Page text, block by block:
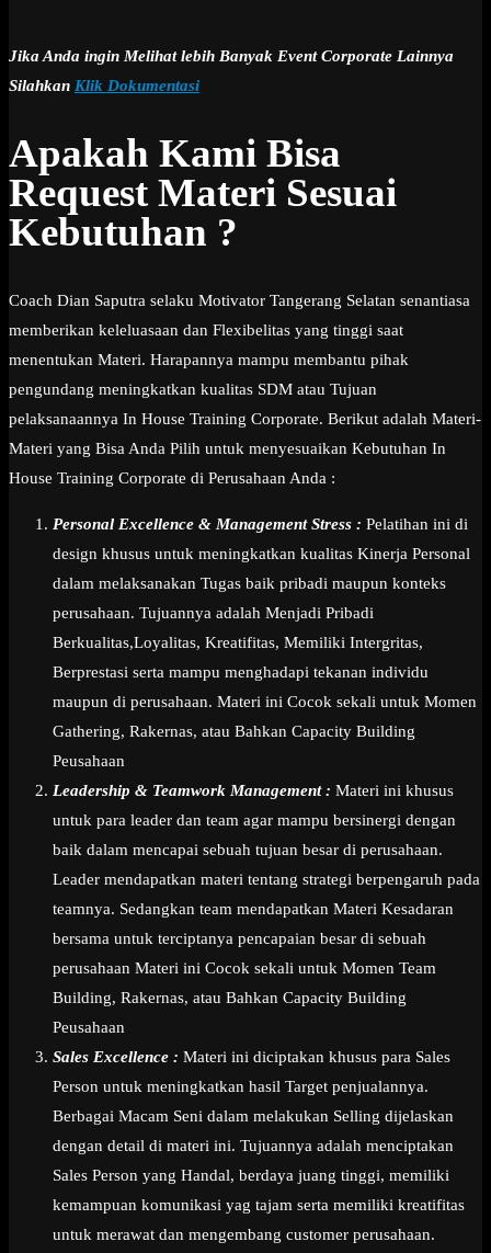
Jika Anda ingin Melihat lebih Banyak Event Corporate Lainnya
Silahkan Klik Dokumentasi
Apakah Kami Bisa
Request Materi Sesuai
Kebutuhan ?
Coach Dian Saputra selaku Motivator Tangerang Selatan senantiasa
memberikan keleluasaan dan Flexibelitas yang tinggi saat
menentukan Materi. Harapannya mampu membantu pihak
pengundang meningkatkan kualitas SDM atau Tujuan
pelaksanaannya In House Training Corporate. Berikut adalah Materi-
Materi yang Bisa Anda Pilih untuk menyesuaikan Kebutuhan In
House Training Corporate di Perusahaan Anda :
Personal Excellence & Management Stress : Pelatihan ini di
design khusus untuk meningkatkan kualitas Kinerja Personal
dalam melaksanakan Tugas baik pribadi maupun konteks
perusahaan. Tujuannya adalah Menjadi Pribadi
Berkualitas,Loyalitas, Kreatifitas, Memiliki Intergritas,
Berprestasi serta mampu menghadapi tekanan individu
maupun di perusahaan. Materi ini Cocok sekali untuk Momen
Gathering, Rakernas, atau Bahkan Capacity Building
Peusahaan
Leadership & Teamwork Management : Materi ini khusus
untuk para leader dan team agar mampu bersinergi dengan
baik dalam mencapai sebuah tujuan besar di perusahaan.
Leader mendapatkan materi tentang strategi berpengaruh pada
teamnya. Sedangkan team mendapatkan Materi Kesadaran
bersama untuk terciptanya pencapaian besar di sebuah
perusahaan Materi ini Cocok sekali untuk Momen Team
Building, Rakernas, atau Bahkan Capacity Building
Peusahaan
Sales Excellence : Materi ini diciptakan khusus para Sales
Person untuk meningkatkan hasil Target penjualannya.
Berbagai Macam Seni dalam melakukan Selling dijelaskan
dengan detail di materi ini. Tujuannya adalah menciptakan
Sales Person yang Handal, berdaya juang tinggi, memiliki
kemampuan komunikasi yag tajam serta memiliki kreatifitas
untuk merawat dan mengembang customer perusahaan.